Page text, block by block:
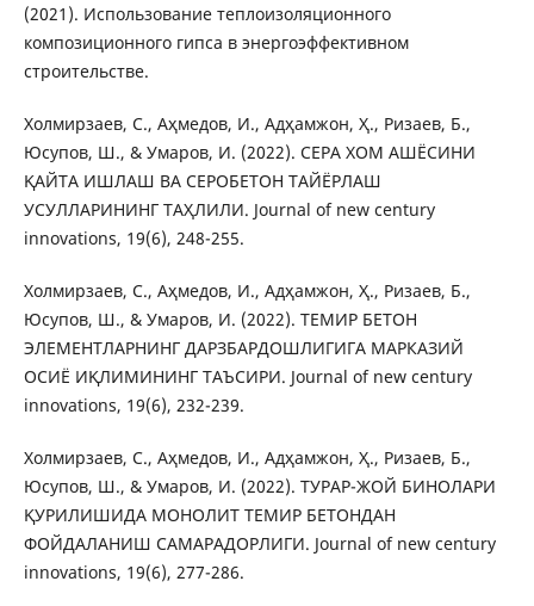
(2021). Использование теплоизоляционного
композиционного гипса в энергоэффективном
строительстве.
Холмирзаев, С., Аҳмедов, И., Адҳамжон, Ҳ., Ризаев, Б.,
Юсупов, Ш., & Умаров, И. (2022). СЕРА ХОМ АШЁСИНИ
ҚАЙТА ИШЛАШ ВА СЕРОБЕТОН ТАЙЁРЛАШ
УСУЛЛАРИНИНГ ТАҲЛИЛИ. Journal of new century
innovations, 19(6), 248-255.
Холмирзаев, С., Аҳмедов, И., Адҳамжон, Ҳ., Ризаев, Б.,
Юсупов, Ш., & Умаров, И. (2022). ТЕМИР БЕТОН
ЭЛЕМЕНТЛАРНИНГ ДАРЗБАРДОШЛИГИГА МАРКАЗИЙ
ОСИЁ ИҚЛИМИНИНГ ТАЪСИРИ. Journal of new century
innovations, 19(6), 232-239.
Холмирзаев, С., Аҳмедов, И., Адҳамжон, Ҳ., Ризаев, Б.,
Юсупов, Ш., & Умаров, И. (2022). ТУРАР-ЖОЙ БИНОЛАРИ
ҚУРИЛИШИДА МОНОЛИТ ТЕМИР БЕТОНДАН
ФОЙДАЛАНИШ САМАРАДОРЛИГИ. Journal of new century
innovations, 19(6), 277-286.